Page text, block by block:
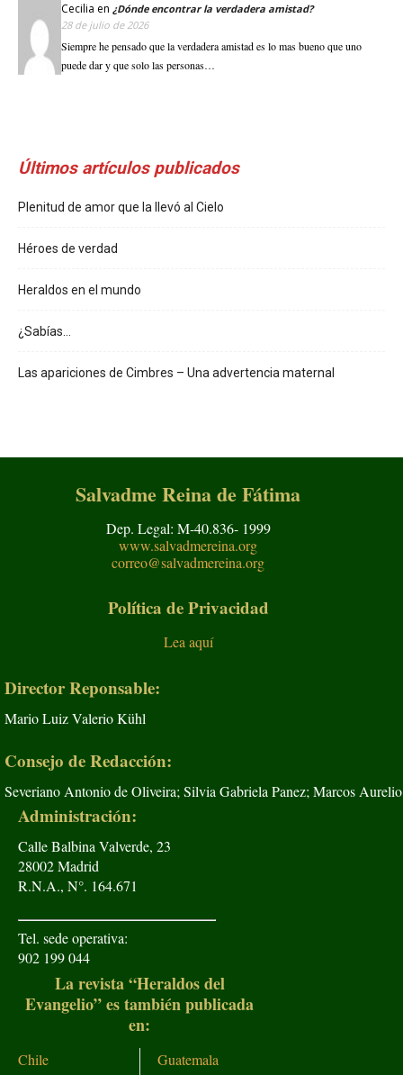
Cecilia en ¿Dónde encontrar la verdadera amistad?
28 de julio de 2026
Siempre he pensado que la verdadera amistad es lo mas bueno que uno
puede dar y que solo las personas…
Últimos artículos publicados
Plenitud de amor que la llevó al Cielo
Héroes de verdad
Heraldos en el mundo
¿Sabías…
Las apariciones de Cimbres – Una advertencia maternal
Salvadme Reina de Fátima
Dep. Legal: M-40.836- 1999
www.salvadmereina.org
correo@salvadmereina.org
Política de Privacidad
Lea aquí
Director Reponsable:
Mario Luiz Valerio Kühl
Consejo de Redacción:
Severiano Antonio de Oliveira; Silvia Gabriela Panez; Marcos
Administración:
Calle Balbina Valverde, 23
28002 Madrid
R.N.A., N°. 164.671
Tel. sede operativa:
902 199 044
La revista “Heraldos del
Evangelio” es también publicada
en:
Chile
Guatemala